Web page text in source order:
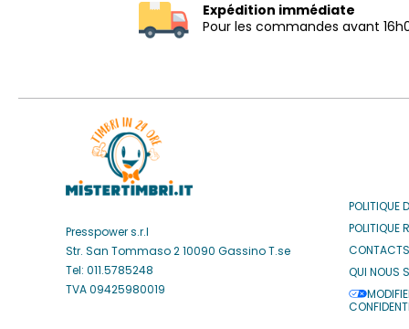
Expédition immédiate
Pour les commandes avant
Presspower s.r.l
Str. San Tommaso 2 10090 Gassino T.se
Tel: 011.5785248
TVA 09425980019
POLITIQUE
POLITIQUE
CONTACTS
QUI NOUS